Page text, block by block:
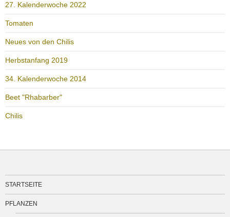
27. Kalenderwoche 2022
Tomaten
Neues von den Chilis
Herbstanfang 2019
34. Kalenderwoche 2014
Beet "Rhabarber"
Chilis
STARTSEITE
PFLANZEN